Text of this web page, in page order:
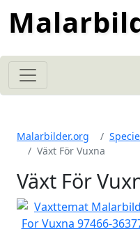
Malarbilder.org
Växt För Vuxna
Växt För